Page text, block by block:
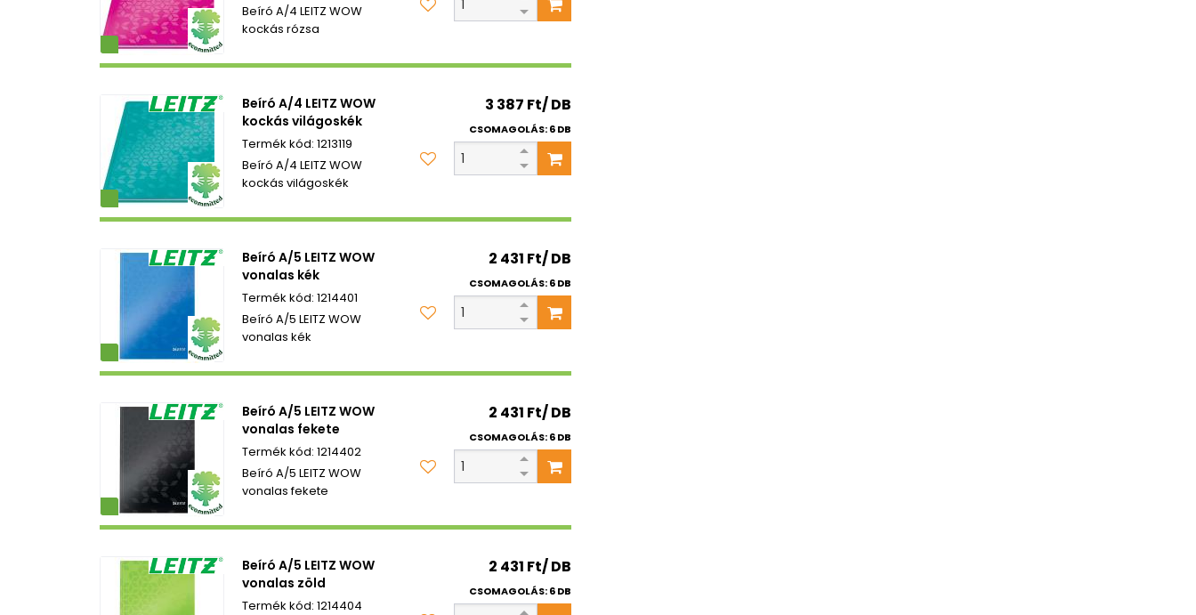
Beíró A/4 LEITZ WOW
kockás rózsa
Beíró A/4 LEITZ WOW
kockás világoskék
1213119
Beíró A/4 LEITZ WOW
kockás világoskék
3 387 Ft/ DB
CSOMAGOLÁS: 6 DB
Beíró A/5 LEITZ WOW
vonalas kék
1214401
Beíró A/5 LEITZ WOW
vonalas kék
2 431 Ft/ DB
CSOMAGOLÁS: 6 DB
Beíró A/5 LEITZ WOW
vonalas fekete
1214402
Beíró A/5 LEITZ WOW
vonalas fekete
2 431 Ft/ DB
CSOMAGOLÁS: 6 DB
Beíró A/5 LEITZ WOW
vonalas zöld
1214404
2 431 Ft/ DB
CSOMAGOLÁS: 6 DB